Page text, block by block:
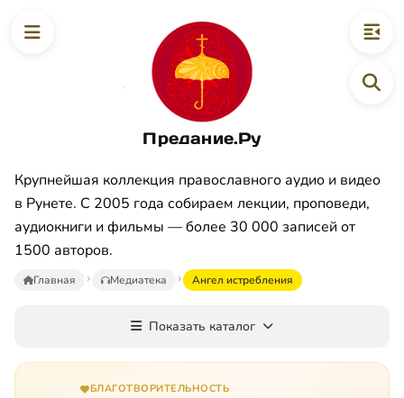
Предание.Ру
Крупнейшая коллекция православного аудио и видео
в Рунете. С 2005 года собираем лекции, проповеди,
аудиокниги и фильмы — более 30 000 записей от
1500 авторов.
Главная Медиатека Ангел истребления
Показать каталог
БЛАГОТВОРИТЕЛЬНОСТЬ